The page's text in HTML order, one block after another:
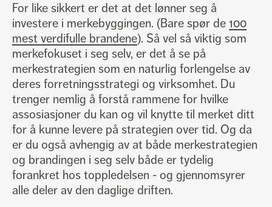
For like sikkert er det at det lønner seg å
investere i merkebyggingen. (Bare spør de 100
mest verdifulle brandene). Så vel så viktig som
merkefokuset i seg selv, er det å se på
merkestrategien som en naturlig forlengelse av
deres forretningsstrategi og virksomhet. Du
trenger nemlig å forstå rammene for hvilke
assosiasjoner du kan og vil knytte til merket ditt
for å kunne levere på strategien over tid. Og da
er du også avhengig av at både merkestrategien
og brandingen i seg selv både er tydelig
forankret hos toppledelsen - og gjennomsyrer
alle deler av den daglige driften.